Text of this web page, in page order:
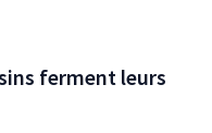
ferment leurs